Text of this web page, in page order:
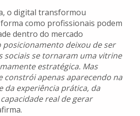
o digital transformou
como profissionais podem
dentro do mercado
posicionamento deixou de ser
sociais se tornaram uma vitrine
estratégica. Mas
constrói apenas aparecendo na
da experiência prática, da
real de gerar